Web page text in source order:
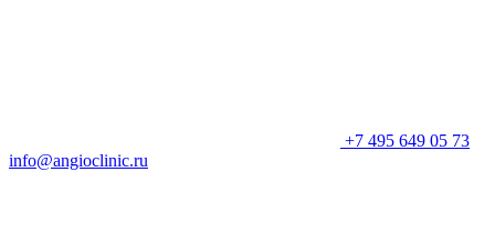
+7 495 649 05 73
info@angioclinic.ru